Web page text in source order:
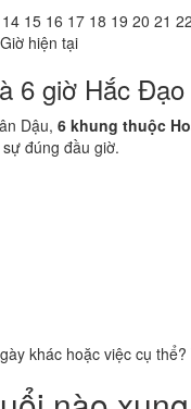
14 15 16 17 18 19 20 21 22
Giờ hiện tại
6 giờ Hắc Đạo
Dậu, 6 khung thuộc
đúng đầu giờ.
khác hoặc việc cụ thể?